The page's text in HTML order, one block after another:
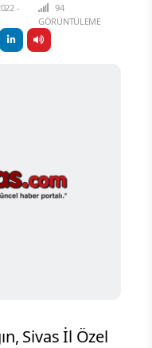
-
94
GÖRÜNTÜLEME
Sivas İl Özel